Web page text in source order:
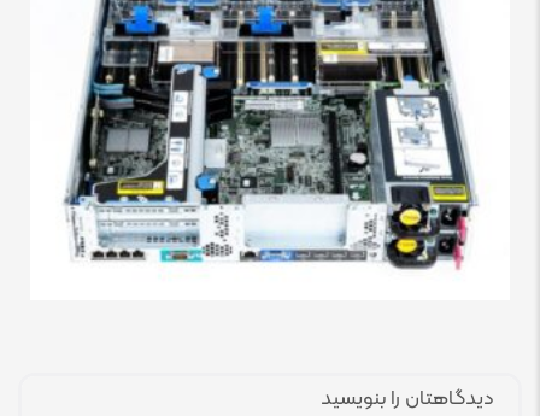
دیدگاهتان را بنویسید